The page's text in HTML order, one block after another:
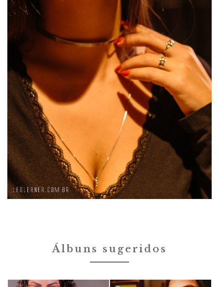
Álbuns sugeridos
Ensaios
Ensaios